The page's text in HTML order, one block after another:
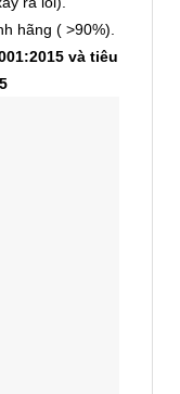
hãng ( >90%).
và tiêu